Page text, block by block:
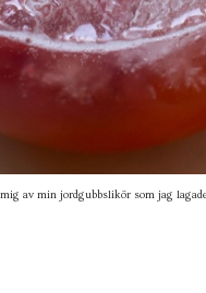
av min jordgubbslikör som jag